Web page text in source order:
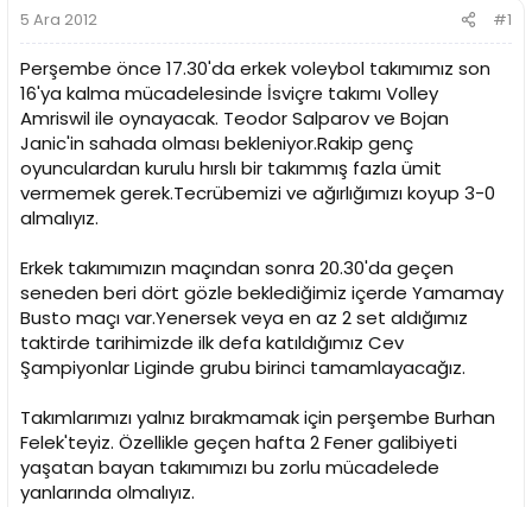
ş
l
a
t
a
n
t
a
r
i
h
i
5 Ara 2012 #1
Perşembe önce 17.30'da erkek voleybol takımımız son
16'ya kalma mücadelesinde İsviçre takımı Volley
Amriswil ile oynayacak. Teodor Salparov ve Bojan
Janic'in sahada olması bekleniyor.Rakip genç
oyunculardan kurulu hırslı bir takımmış fazla ümit
vermemek gerek.Tecrübemizi ve ağırlığımızı koyup 3-0
almalıyız.
Erkek takımımızın maçından sonra 20.30'da geçen
seneden beri dört gözle beklediğimiz içerde Yamamay
Busto maçı var.Yenersek veya en az 2 set aldığımız
taktirde tarihimizde ilk defa katıldığımız Cev
Şampiyonlar Liginde grubu birinci tamamlayacağız.
Takımlarımızı yalnız bırakmamak için perşembe Burhan
Felek'teyiz. Özellikle geçen hafta 2 Fener galibiyeti
yaşatan bayan takımımızı bu zorlu mücadelede
yanlarında olmalıyız.